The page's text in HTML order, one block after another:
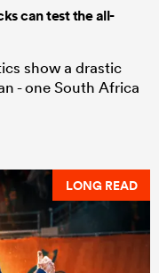
can test the all-
show a drastic
- one South Africa
LONG READ